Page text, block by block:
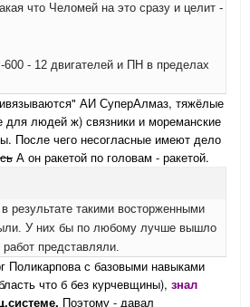
что Челомей на это сразу и целит -
600 - 12 двигателей и ПН в пределах
АИ СуперАлмаз, тяжёлые
для людей ж) связники и мореманские
После чего несогласные имеют дело
А он ракетой по головам - ракетой.
результате такими восторженными
У них бы по любому лучше вышло
представляли.
Поликарпова с базовыми навыками
что б без курчевщины), знал
Поэтому - давал